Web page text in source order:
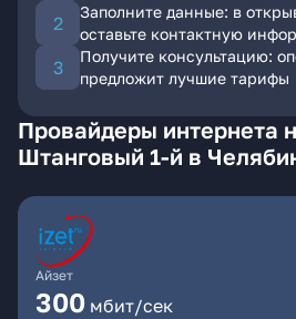
Заполните данные: в
оставьте контактную
Получите консультацию:
предложит лучшие тарифы
Провайдеры интернета
Штанговый 1-й в
Айзет
300 мбит/сек